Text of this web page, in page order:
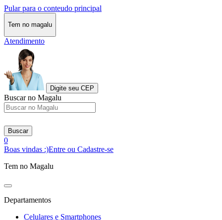
Pular para o conteudo principal
Tem no magalu
Atendimento
Digite seu CEP
Buscar no Magalu
Buscar
0
Boas vindas :)Entre ou Cadastre-se
Tem no Magalu
Departamentos
Celulares e Smartphones